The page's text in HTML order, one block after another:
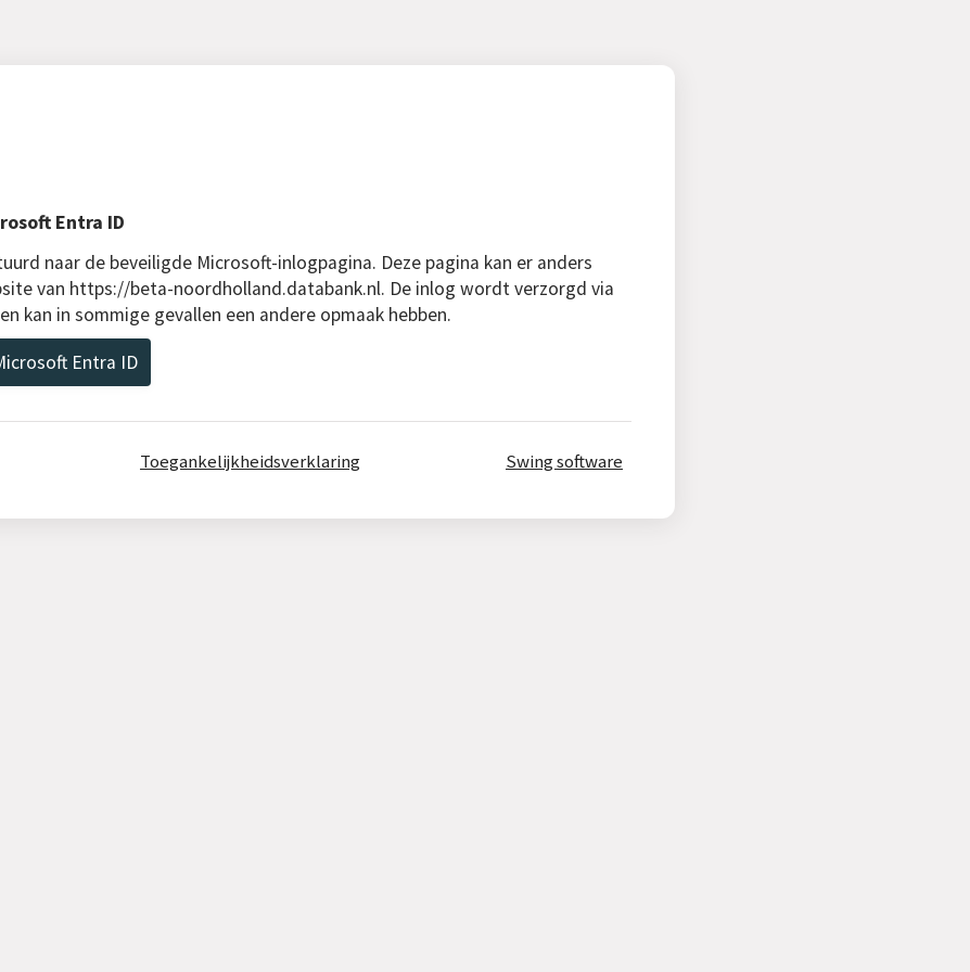
Entra ID
naar de beveiligde Microsoft-inlogpagina. Deze pagina kan er anders
van https://beta-noordholland.databank.nl. De inlog wordt verzorgd via
kan in sommige gevallen een andere opmaak hebben.
Entra ID
Toegankelijkheidsverklaring Swing software